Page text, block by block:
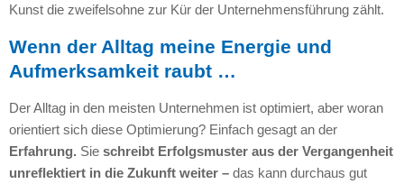
Kunst die zweifelsohne zur Kür der Unternehmensführung zählt.
Wenn der Alltag meine Energie und
Aufmerksamkeit raubt …
Der Alltag in den meisten Unternehmen ist optimiert, aber woran
orientiert sich diese Optimierung? Einfach gesagt an der
Erfahrung. Sie schreibt Erfolgsmuster aus der Vergangenheit
unreflektiert in die Zukunft weiter –das kann durchaus gut